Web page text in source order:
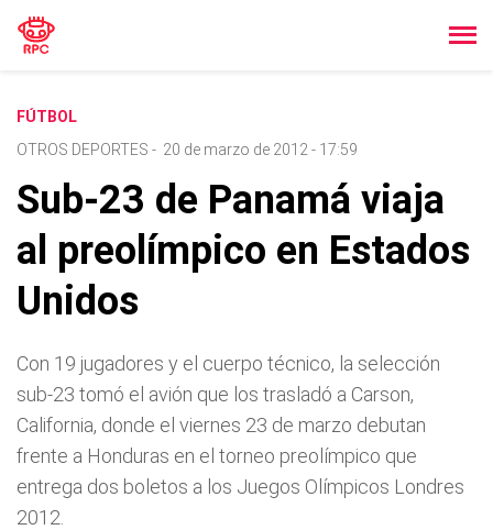
FÚTBOL
OTROS DEPORTES - 20 de marzo de 2012 - 17:59
Sub-23 de Panamá viaja
al preolímpico en Estados
Unidos
Con 19 jugadores y el cuerpo técnico, la selección
sub-23 tomó el avión que los trasladó a Carson,
California, donde el viernes 23 de marzo debutan
frente a Honduras en el torneo preolímpico que
entrega dos boletos a los Juegos Olímpicos Londres
2012.